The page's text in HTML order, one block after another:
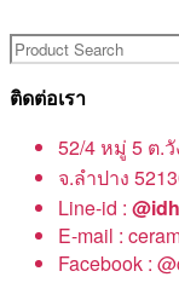
ติดต่อเรา
52/4 หมู่ 5 ต.
จ.ลำปาง
Line-id :
E-mail :
Facebook :